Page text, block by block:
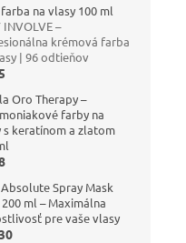
farba na vlasy 100 ml
INVOLVE –
krémová farba
| 96 odtieňov
Oro Therapy –
farby na
s keratínom a zlatom
Absolute Spray Mask
ml – Maximálna
pre vaše vlasy